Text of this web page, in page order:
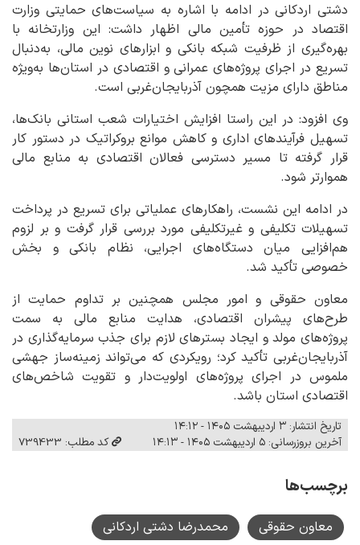
دشتی اردکانی در ادامه با اشاره به سیاست‌های حمایتی وزارت
اقتصاد در حوزه تأمین مالی اظهار داشت: این وزارتخانه با
بهره‌گیری از ظرفیت شبکه بانکی و ابزارهای نوین مالی، به‌دنبال
تسریع در اجرای پروژه‌های عمرانی و اقتصادی در استان‌ها به‌ویژه
مناطق دارای مزیت همچون آذربایجان‌غربی است.
وی افزود: در این راستا افزایش اختیارات شعب استانی بانک‌ها،
تسهیل فرآیندهای اداری و کاهش موانع بروکراتیک در دستور کار
قرار گرفته تا مسیر دسترسی فعالان اقتصادی به منابع مالی
هموارتر شود.
در ادامه این نشست، راهکارهای عملیاتی برای تسریع در پرداخت
تسهیلات تکلیفی و غیرتکلیفی مورد بررسی قرار گرفت و بر لزوم
هم‌افزایی میان دستگاه‌های اجرایی، نظام بانکی و بخش
خصوصی تأکید شد.
معاون حقوقی و امور مجلس همچنین بر تداوم حمایت از
طرح‌های پیشران اقتصادی، هدایت منابع مالی به سمت
پروژه‌های مولد و ایجاد بسترهای لازم برای جذب سرمایه‌گذاری در
آذربایجان‌غربی تأکید کرد؛ رویکردی که می‌تواند زمینه‌ساز جهشی
ملموس در اجرای پروژه‌های اولویت‌دار و تقویت شاخص‌های
اقتصادی استان باشد.
تاریخ انتشار: ۳ اردیبهشت ۱۴۰۵ - ۱۴:۱۲
آخرین بروزرسانی: ۵ اردیبهشت ۱۴۰۵ - ۱۴:۱۳
کد مطلب: 739433
برچسب‌ها
معاون حقوقی
محمدرضا دشتی اردکانی